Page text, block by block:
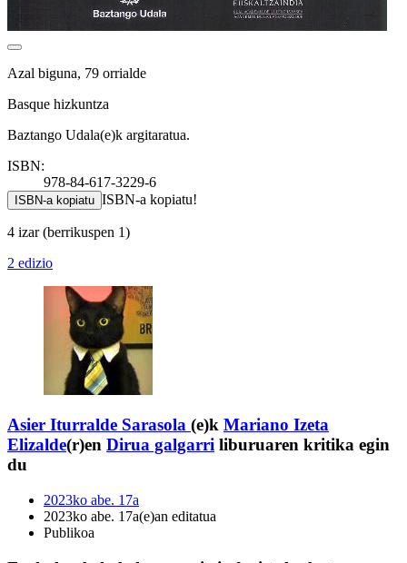
Azal biguna, 79 orrialde
Basque hizkuntza
Baztango Udala(e)k argitaratua.
ISBN:
978-84-617-3229-6
ISBN-a kopiatu ISBN-a kopiatu!
4 izar(berrikuspen 1)
2 edizio
Asier Iturralde Sarasola (e)k Mariano Izeta
Elizalde(r)en Dirua galgarri liburuaren kritika egin
du
2023ko abe. 17a
2023ko abe. 17a(e)an editatua
Publikoa